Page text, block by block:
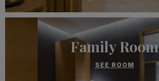
Family Room
SEE ROOM